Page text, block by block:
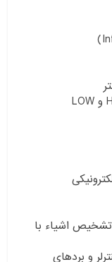
تشخیص اشیاء با
و بردهای